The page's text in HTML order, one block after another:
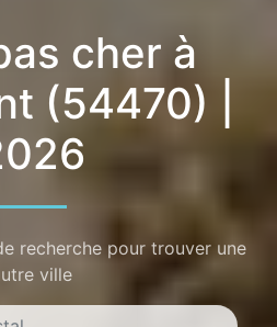
cher à
(54470) |
recherche pour trouver une
ville